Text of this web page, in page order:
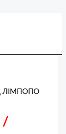
ЛІМПОПО
/